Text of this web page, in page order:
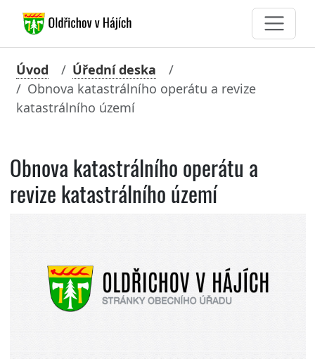
Úvod
Úřední deska
Obnova katastrálního operátu a revize
katastrálního území
Obnova katastrálního operátu a
revize katastrálního území